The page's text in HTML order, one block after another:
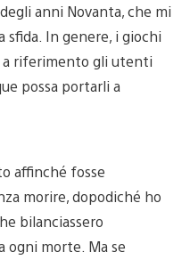
anni Novanta, che mi
sfida. In genere, i giochi
a riferimento gli utenti
possa portarli a
affinché fosse
morire, dopodiché ho
bilanciassero
ogni morte. Ma se